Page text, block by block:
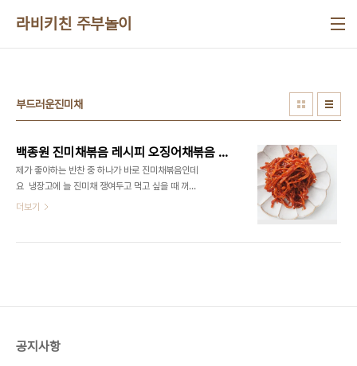
라비키친 주부놀이
부드러운진미채
백종원 진미채볶음 레시피 오징어채볶음 만드는법 오징어볶음 칼로리 일미무침 진미오징어채무침
제가 좋아하는 반찬 중 하나가 바로 진미채볶음인데
요 ​ 냉장고에 늘 진미채 쟁여두고 먹고 싶을 때 꺼내
서 만드는데 믿고 만드는 레시피가 바로 백종원 진미
채만 있으면 들어가는 재료는 집에 다 있는 재료라 쉽
더보기
공지사항